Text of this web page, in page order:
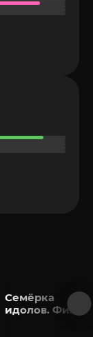
Семёрка
идолов. Фильм